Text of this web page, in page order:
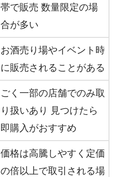
帯で販売 数量限定の場
合が多い
お酒売り場やイベント時
に販売されることがある
ごく一部の店舗でのみ取
り扱いあり 見つけたら
即購入がおすすめ
価格は高騰しやすく定価
の倍以上で取引される場